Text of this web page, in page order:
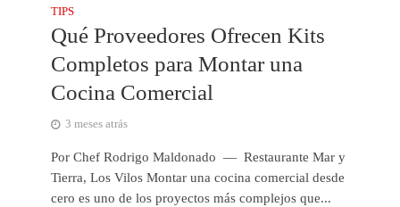
TIPS
Qué Proveedores Ofrecen Kits
Completos para Montar una
Cocina Comercial
3 meses atrás
Por Chef Rodrigo Maldonado — Restaurante Mar y
Tierra, Los Vilos Montar una cocina comercial desde
cero es uno de los proyectos más complejos que...